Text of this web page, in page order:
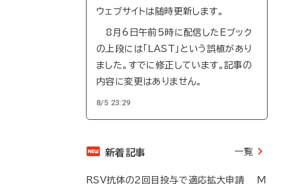
ウェブサイトは随時更新します。
8月6日午前5時に配信したEブック
の上段には「LAST」という誤植があり
ました。すでに修正しています。記事の
内容に変更はありません。
8/5 23:29
新着記事 一覧
RSV抗体の2回目投与で適応拡大申請 M